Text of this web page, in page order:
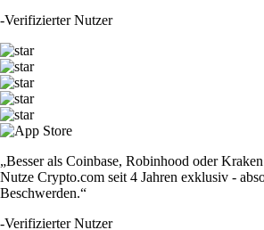
-Verifizierter Nutzer
„Besser als Coinbase, Robinhood oder
Nutze Crypto.com seit 4 Jahren exklusiv -
Beschwerden.“
-Verifizierter Nutzer